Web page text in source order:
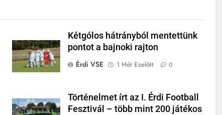
Kétgólos hátrányból mentettünk
pontot a bajnoki rajton
Érdi VSE
1 Hét Ezelőtt 0
Történelmet írt az I. Érdi Football
Fesztivál – több mint 200 játékos